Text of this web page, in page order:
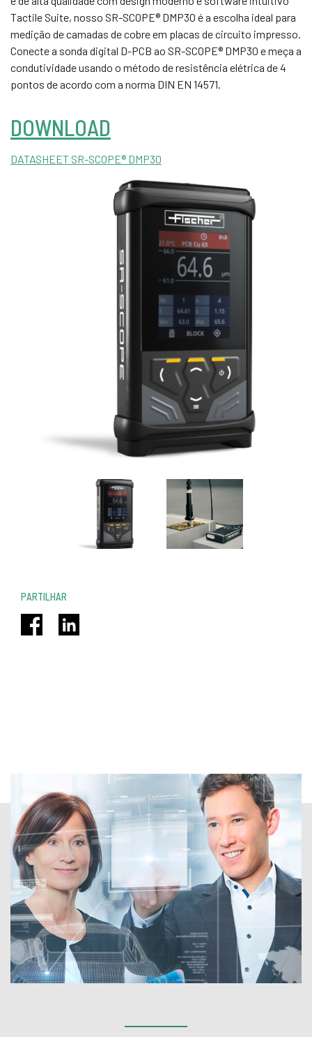
PARTILHAR
Tactile Suite, nosso SR-SCOPE® DMP30 é a escolha ideal para
medição de camadas de cobre em placas de circuito impresso.
Conecte a sonda digital D-PCB ao SR-SCOPE® DMP30 e meça a
condutividade usando o método de resistência elétrica de 4
pontos de acordo com a norma DIN EN 14571.
DOWNLOAD
DATASHEET SR-SCOPE® DMP30